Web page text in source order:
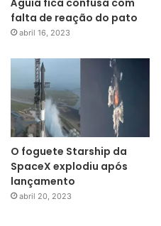
Águia fica confusa com
falta de reação do pato
abril 16, 2023
O foguete Starship da
SpaceX explodiu após
lançamento
abril 20, 2023